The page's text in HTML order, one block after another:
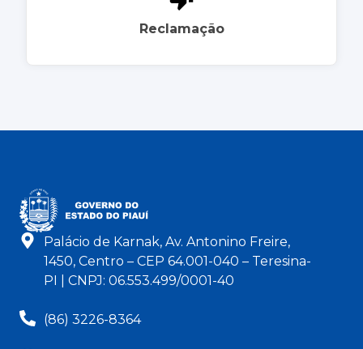
Reclamação
Palácio de Karnak, Av. Antonino Freire,
1450, Centro – CEP 64.001-040 – Teresina-
PI | CNPJ: 06.553.499/0001-40
(86) 3226-8364